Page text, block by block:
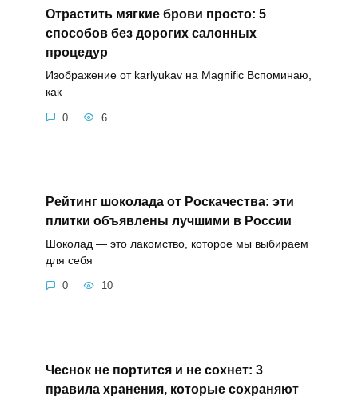
Отрастить мягкие брови просто: 5
способов без дорогих салонных
процедур
Изображение от karlyukav на Magnific Вспоминаю,
как
0 6
Рейтинг шоколада от Роскачества: эти
плитки объявлены лучшими в России
Шоколад — это лакомство, которое мы выбираем
для себя
0 10
Чеснок не портится и не сохнет: 3
правила хранения, которые сохраняют